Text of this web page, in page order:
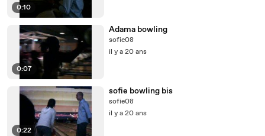
0:10
0:07
Adama bowling
sofie08
il y a 20 ans
0:22
sofie bowling bis
sofie08
il y a 20 ans